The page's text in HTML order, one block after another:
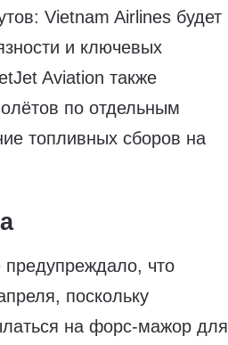
Vietnam Airlines будет
и ключевых
Aviation также
по отдельным
топливных сборов на
что
поскольку
на форс‑мажор для